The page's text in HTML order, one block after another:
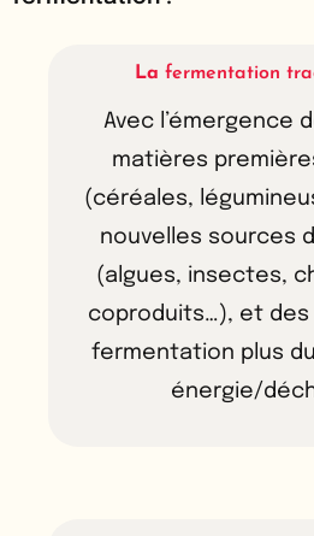
La fermentation
Avec l’émergence
matières
(céréales,
nouvelles sources
(algues, insectes,
coproduits…), et
fermentation plus
énergie/